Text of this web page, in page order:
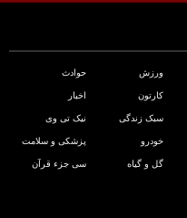
ورزش حوادث
کارتون اخبار
سبک زندگی نیک تی وی
خودرو پزشکی و سلامت
گل و گیاه سی جزء قرآن